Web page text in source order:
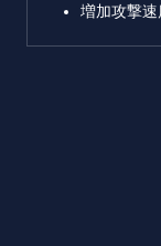
増加攻撃